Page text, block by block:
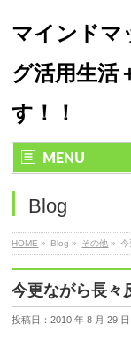
マインドマ
グ活用生活
す！！
MENU
Blog
HOME » Blog » その他 » 今
今更ながら長々
投稿日：2010 年 8 月 29 日